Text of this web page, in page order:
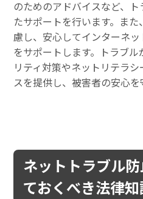
のためのアドバイスなど、
たサポートを行います。ま
慮し、安心してインターネ
をサポートします。トラブ
リティ対策やネットリテラ
スを提供し、被害者の安心を
ネットトラブル
ておくべき法律